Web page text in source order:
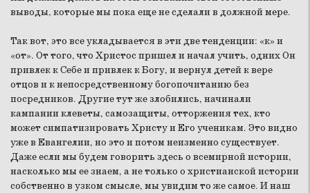
выводы, которые мы пока еще не сделали в должной мере.
Так вот, это все укладывается в эти две тенденции: «к» и
«от». От того, что Христос пришел и начал учить, одних Он
привлек к Себе и привлек к Богу, и вернул детей к вере
отцов и к непосредственному богопочитанию без
посредников. Другие тут же злобились, начинали
кампании клеветы, самозащиты, отторжения тех, кто
может симпатизировать Христу и Его ученикам. Это видно
уже в Евангелии, но это и потом неизменно существует.
Даже если мы будем говорить здесь о всемирной истории,
насколько мы ее знаем, а не только о христианской истории
собственно в узком смысле, мы увидим то же самое. И наш